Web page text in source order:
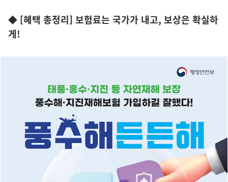
◆ [혜택 총정리] 보험료는 국가가 내고, 보상은 확실하
게!